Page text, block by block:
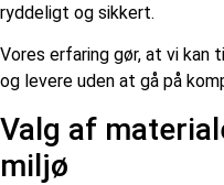
ryddeligt og sikkert.
Vores erfaring gør, at vi kan
og levere uden at gå på
Valg af
miljø